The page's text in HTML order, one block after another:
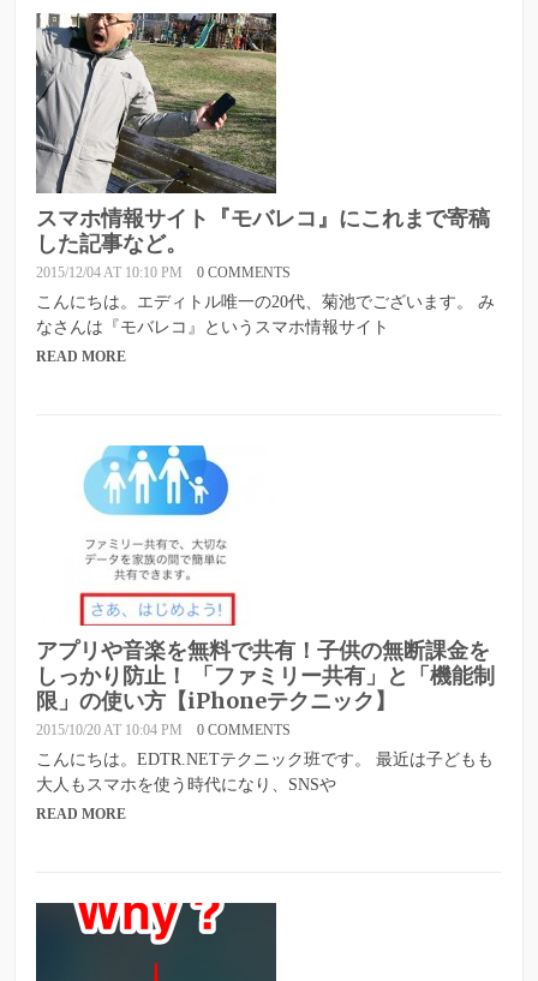
スマホ情報サイト『モバレコ』にこれまで寄稿
した記事など。
2015/12/04 AT 10:10 PM 0 COMMENTS
こんにちは。エディトル唯一の20代、菊池でございます。 み
なさんは『モバレコ』というスマホ情報サイト
READ MORE
アプリや音楽を無料で共有！子供の無断課金を
しっかり防止！ 「ファミリー共有」と「機能制
限」の使い方【iPhoneテクニック】
2015/10/20 AT 10:04 PM 0 COMMENTS
こんにちは。EDTR.NETテクニック班です。 最近は子どもも
大人もスマホを使う時代になり、SNSや
READ MORE